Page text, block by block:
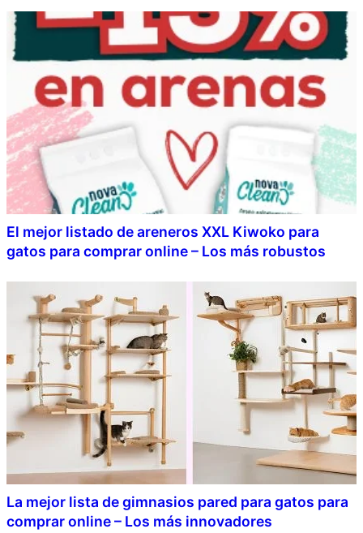
El mejor listado de areneros XXL Kiwoko para
gatos para comprar online – Los más robustos
La mejor lista de gimnasios pared para gatos para
comprar online – Los más innovadores